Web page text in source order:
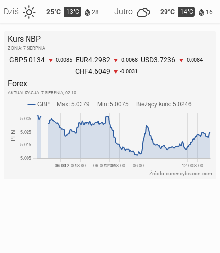
Dziś 25°C 13°C 28 Jutro 29°C 14°C 16
Kurs NBP
Z DNIA: 7 SIERPNIA
GBP5.0134 -0.0085 EUR4.2982 -0.0068 USD3.7236 -0.0084
CHF4.6049 -0.0031
Forex
AKTUALIZACJA: 7 SIERPNIA, 02:10
Źródło: currencybeacon.com